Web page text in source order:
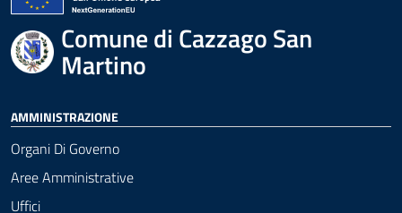
Comune di Cazzago San
Martino
AMMINISTRAZIONE
Organi Di Governo
Aree Amministrative
Uffici